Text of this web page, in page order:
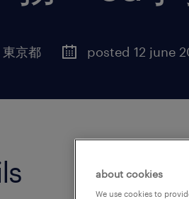
東京都 posted 12 june
about cookies
We use cookies to